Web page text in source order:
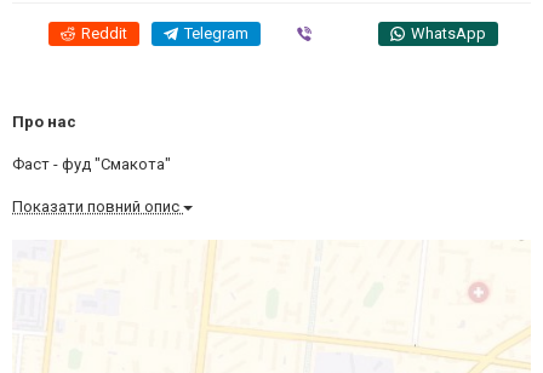
Reddit Telegram WhatsApp
Про нас
Фаст - фуд "Смакота"
Показати повний опис